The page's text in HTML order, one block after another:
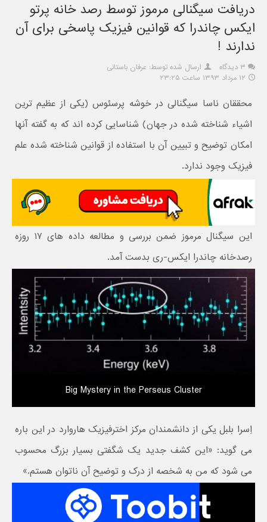
دریافت سیگنالی مرموز توسط رصد خانه پرتو
ایکس چاندرا که قوانین فیزیک پاسخی برای آن
ندارند !
۳ دیدگاه
ارسال شده توسط: عرفان باستانی
۱۲ مرداد ۱۳۹۳ ساعت ۲۳:۲۵
محققان ناسا سیگنالی در خوشه پرسئوس (یکی از عظیم ترین
اشیاء شناخته شده در جهان) شناسایی کرده اند که به گفته آنها
امکان توضیح و تبیین آن با استفاده از قوانین شناخته شده علم
فیزیک وجود ندارد.
این سیگنال مرموز ضمن بررسی و مطالعه داده های ۱۷ روزه
رصدخانه چاندرا ایکس-ری بدست آمد.
Big Mystery in the Perseus Cluster
اِسرا بلبل یکی از دانشمندان مرکز اخترفیزیک هاروارد در این باره
می گوید: «این کشف جدید یک شگفتی بسیار بزرگ محسوب
می شود که من به شخصه از درک و توضیح آن ناتوان هستم.»